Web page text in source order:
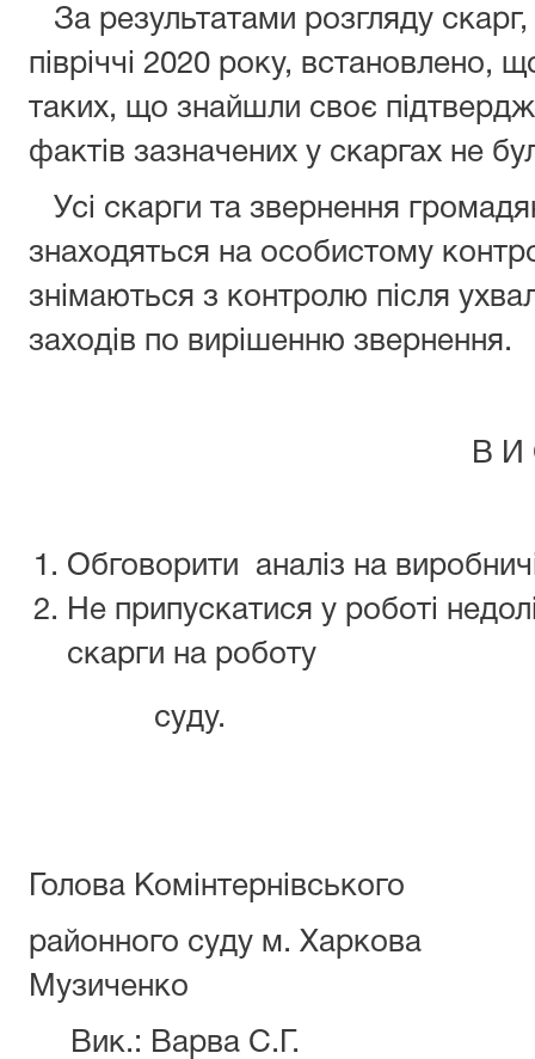
За результатами розгляду
півріччі 2020 року, встановлено,
таких, що знайшли своє
фактів зазначених у скаргах не
Усі скарги та звернення
знаходяться на особистому
знімаються з контролю після
заходів по вирішенню звернення.
В И С Н О В
Обговорити аналіз на
Не припускатися у роботі
скарги на роботу
суду.
Голова Комінтернівського
районного суду
Музиченко
Вик.: Варва С.Г.